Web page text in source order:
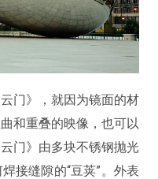
门》，就因为镜面的材
和重叠的映像，也可以
门》由多块不锈钢抛光
接缝隙的“豆荚”。外表